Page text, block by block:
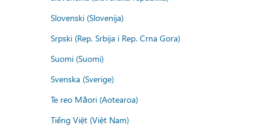
Slovenski (Slovenija)
Srpski (Rep. Srbija i Rep. Crna Gora)
Suomi (Suomi)
Svenska (Sverige)
Te reo Māori (Aotearoa)
Tiếng Việt (Việt Nam)